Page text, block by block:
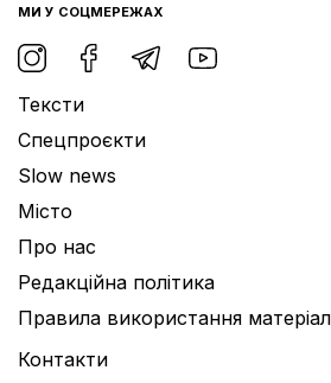
МИ У СОЦМЕРЕЖАХ
Тексти
Спецпроєкти
Slow news
Місто
Про нас
Редакційна політика
Правила використання
Контакти